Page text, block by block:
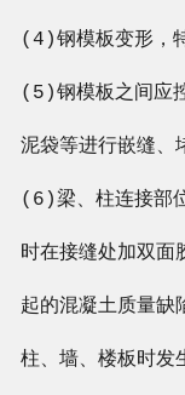
(4)钢模板变形，
(5)钢模板之间应
泥袋等进行嵌缝、
(6)梁、柱连接部
时在接缝处加双面
起的混凝土质量缺
柱、墙、楼板时发